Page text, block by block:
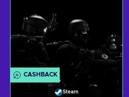
CASHBACK
Steam